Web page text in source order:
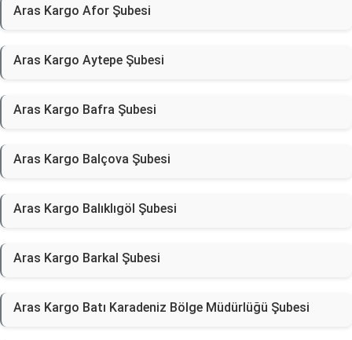
Aras Kargo Afor Şubesi
Aras Kargo Aytepe Şubesi
Aras Kargo Bafra Şubesi
Aras Kargo Balçova Şubesi
Aras Kargo Balıklıgöl Şubesi
Aras Kargo Barkal Şubesi
Aras Kargo Batı Karadeniz Bölge Müdürlüğü Şubesi